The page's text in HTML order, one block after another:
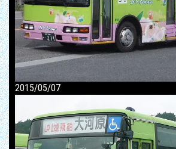
2015/05/07